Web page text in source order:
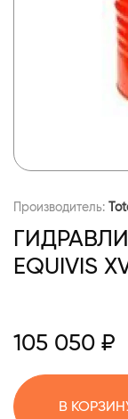
Производитель:
EQUIVIS
105 050 ₽
В